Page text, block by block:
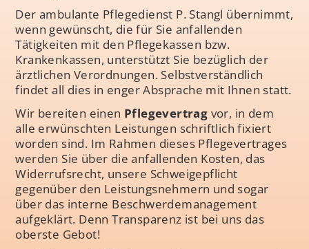
Der ambulante Pflegedienst P. Stangl übernimmt,
wenn gewünscht, die für Sie anfallenden
Tätigkeiten mit den Pflegekassen bzw.
Krankenkassen, unterstützt Sie bezüglich der
ärztlichen Verordnungen. Selbstverständlich
findet all dies in enger Absprache mit Ihnen statt.
Wir bereiten einen Pflegevertrag vor, in dem
alle erwünschten Leistungen schriftlich fixiert
worden sind. Im Rahmen dieses Pflegevertrages
werden Sie über die anfallenden Kosten, das
Widerrufsrecht, unsere Schweigepflicht
gegenüber den Leistungsnehmern und sogar
über das interne Beschwerdemanagement
aufgeklärt. Denn Transparenz ist bei uns das
oberste Gebot!